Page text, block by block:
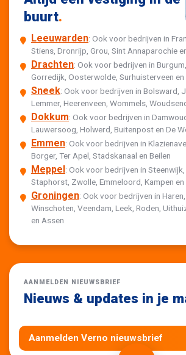
buurt.
Leeuwarden: Ook voor bedrijven in
Stiens, Dronrijp, Grou, Sint Annaparochie
Drachten: Ook voor bedrijven in
Gorredijk, Oosterwolde, Surhuisterveen en
Sneek: Ook voor bedrijven in Bolsward,
Lemmer, Heerenveen, Wommels,
Dokkum: Ook voor bedrijven in
Lauwersoog, Holwerd, Buitenpost en De
Emmen: Ook voor bedrijven in
Borger, Ter Apel, Stadskanaal en Beilen
Meppel: Ook voor bedrijven in Steenwijk,
Staphorst, Zwolle, Emmeloord, Kampen en
Groningen: Ook voor bedrijven in
Winschoten, Veendam, Leek, Roden,
en Assen
AANMELDEN NIEUWSBRIEF
Nieuws & updates in je
Aanmelden Verno nieuwsbrief